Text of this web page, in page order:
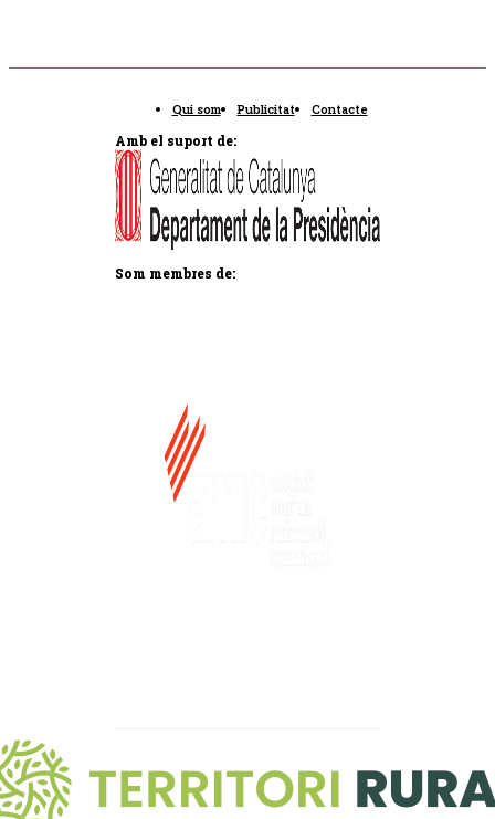
Qui som Publicitat Contacte
Amb el suport de:
Som membres de: